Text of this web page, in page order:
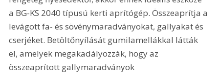
a BG-KS 2040 típusú kerti aprítógép. Összeaprítja a
levágott fa- és sövénymaradványokat, gallyakat és
cserjéket. Betöltőnyílását gumilamellákkal látták
el, amelyek megakadályozzák, hogy az
összeaprított gallymaradványok